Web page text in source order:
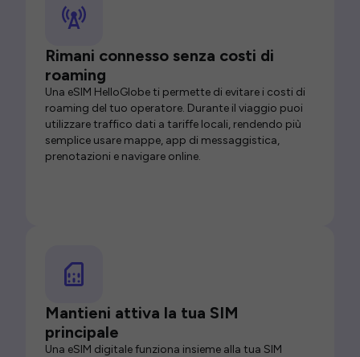
Rimani connesso senza costi di
roaming
Una eSIM HelloGlobe ti permette di evitare i costi di
roaming del tuo operatore. Durante il viaggio puoi
utilizzare traffico dati a tariffe locali, rendendo più
semplice usare mappe, app di messaggistica,
prenotazioni e navigare online.
Mantieni attiva la tua SIM
principale
Una eSIM digitale funziona insieme alla tua SIM